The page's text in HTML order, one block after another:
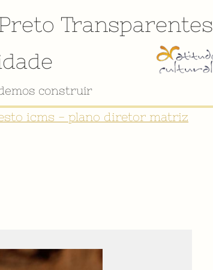
Transparentes
icms - plano diretor matriz